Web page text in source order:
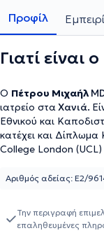
Προφίλ
Γιατί είναι
Ο Πέτρου Μιχαήλ
ιατρείο σταΧανιά.
Εθνικού και
κατέχει και Δίπλωμα
College London
δημόσιες και
Νοσοκομείο Παίδων
και το 2023
Αριθμός αδείας: E2/
Την περιγραφή
επαληθευμένες